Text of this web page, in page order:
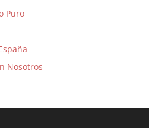
Puro
Nosotros